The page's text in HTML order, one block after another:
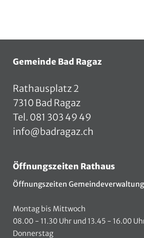
Gemeinde Bad Ragaz
Rathausplatz 2
7310 Bad Ragaz
Tel. 081 303 49 49
info@badragaz.ch
Öffnungszeiten Rathaus
Öffnungszeiten Gemeindeverwaltung
Montag bis Mittwoch
08.00 - 11.30 Uhr und 13.45 - 16.00
Donnerstag